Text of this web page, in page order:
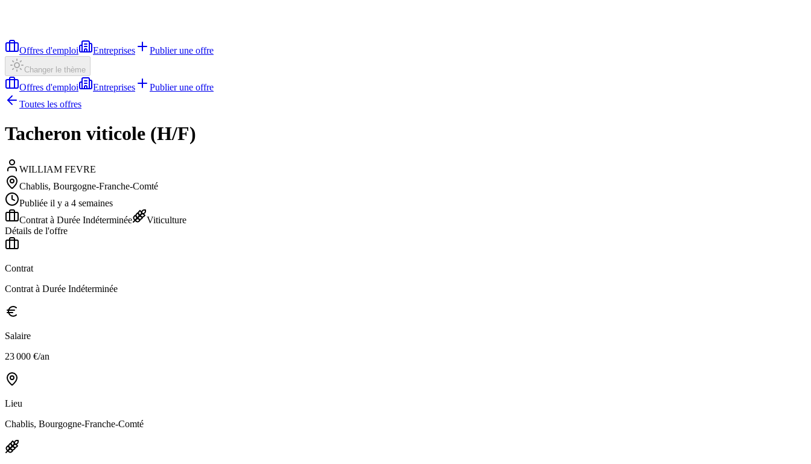
Offres d'emploi Entreprises Publier une offre
Changer le thème
Offres d'emploi Entreprises
Publier une offre
Toutes les offres
Tacheron viticole (H/F)
WILLIAM FEVRE
Chablis, Bourgogne-Franche-Comté
Publiée il y a 4 semaines
Contrat à Durée Indéterminée
Viticulture
Détails de l'offre
Contrat
Contrat à Durée Indéterminée
Salaire
23 000 €/an
Lieu
Chablis, Bourgogne-Franche-Comté